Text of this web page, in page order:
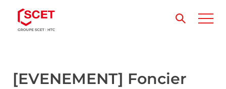
[EVENEMENT] Foncier